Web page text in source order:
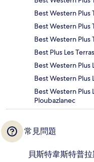
Best Western Plus
Best Western Plus
Best Western Plus
Best Plus Les
Best Western Plus
Best Western Plus
Best Western Plus
Ploubazlanec
常見問題
貝斯特韋斯特普